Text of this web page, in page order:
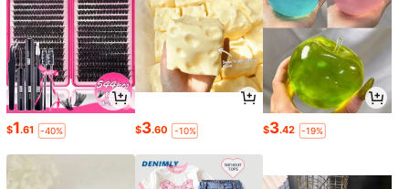
$1.61 -40% $3.60 -10% $3.42 -19%